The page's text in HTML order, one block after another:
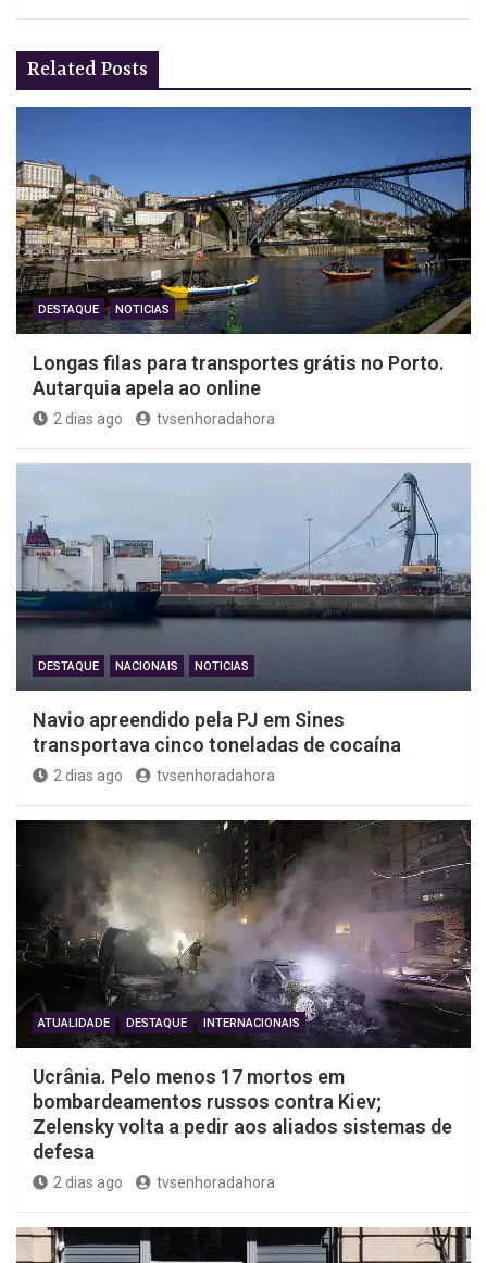
Related Posts
DESTAQUE NOTICIAS
Longas filas para transportes grátis no Porto.
Autarquia apela ao online
2 dias ago tvsenhoradahora
DESTAQUE NACIONAIS NOTICIAS
Navio apreendido pela PJ em Sines
transportava cinco toneladas de cocaína
2 dias ago tvsenhoradahora
ATUALIDADE DESTAQUE INTERNACIONAIS
Ucrânia. Pelo menos 17 mortos em
bombardeamentos russos contra Kiev;
Zelensky volta a pedir aos aliados sistemas de
defesa
2 dias ago tvsenhoradahora